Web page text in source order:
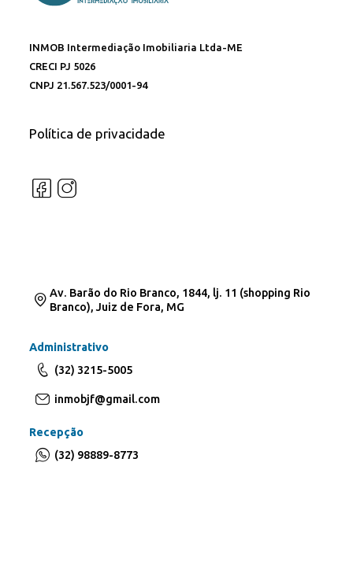
INMOB Intermediação Imobiliaria Ltda-ME
CRECI PJ 5026
CNPJ 21.567.523/0001-94
Política de privacidade
Av. Barão do Rio Branco, 1844, lj. 11 (shopping Rio
Branco), Juiz de Fora, MG
Administrativo
(32) 3215-5005
inmobjf@gmail.com
Recepção
(32) 98889-8773